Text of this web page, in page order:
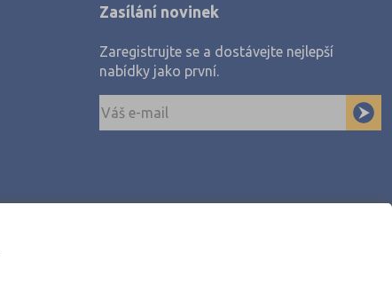
Zasílání novinek
Zaregistrujte se a dostávejte nejlepší
nabídky jako první.